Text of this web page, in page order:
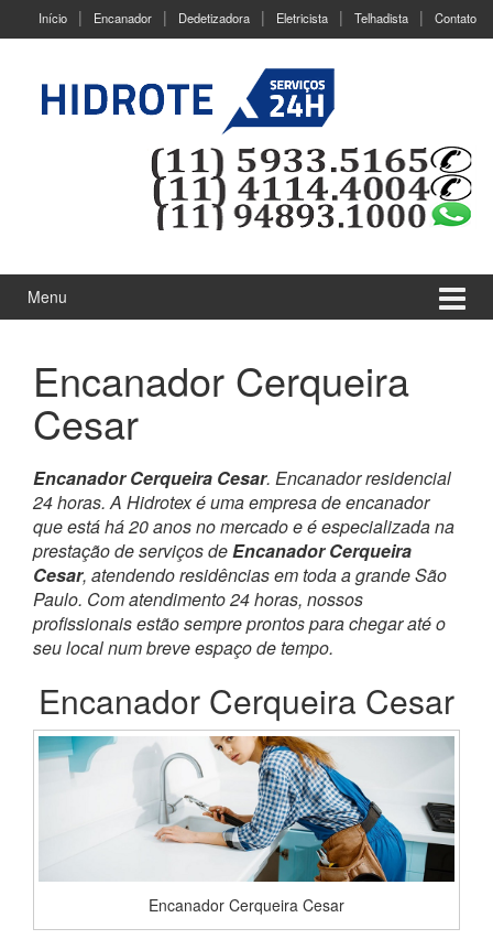
Início Encanador Dedetizadora Eletricista Telhadista Contato
Menu
Encanador Cerqueira
Cesar
Encanador Cerqueira Cesar. Encanador residencial
24 horas. A Hidrotex é uma empresa de encanador
que está há 20 anos no mercado e é especializada na
prestação de serviços deEncanador Cerqueira
Cesar, atendendo residências em toda a grande São
Paulo. Com atendimento 24 horas, nossos
profissionais estão sempre prontos para chegar até o
seu local num breve espaço de tempo.
Encanador Cerqueira Cesar
Encanador Cerqueira Cesar